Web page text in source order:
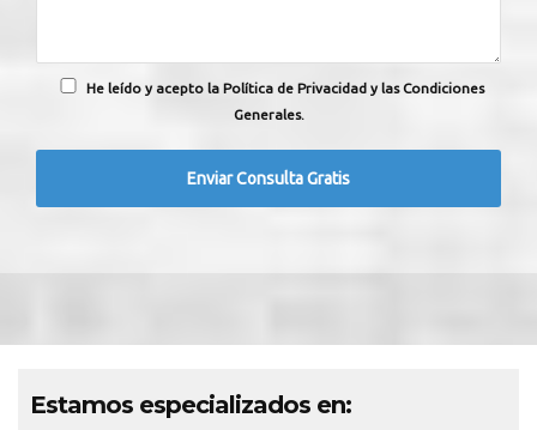
He leído y acepto la Política de Privacidad y las Condiciones
Generales.
Estamos especializados en: